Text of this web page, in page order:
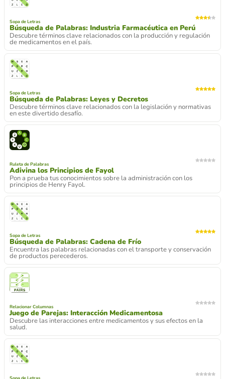
Sopa de Letras
Búsqueda de Palabras: Industria Farmacéutica en Perú
Descubre términos clave relacionados con la producción y regulación
de medicamentos en el país.
Sopa de Letras
Búsqueda de Palabras: Leyes y Decretos
Descubre términos clave relacionados con la legislación y normativas
en este divertido desafío.
Ruleta de Palabras
Adivina los Principios de Fayol
Pon a prueba tus conocimientos sobre la administración con los
principios de Henry Fayol.
Sopa de Letras
Búsqueda de Palabras: Cadena de Frío
Encuentra las palabras relacionadas con el transporte y conservación
de productos perecederos.
Relacionar Columnas
Juego de Parejas: Interacción Medicamentosa
Descubre las interacciones entre medicamentos y sus efectos en la
salud.